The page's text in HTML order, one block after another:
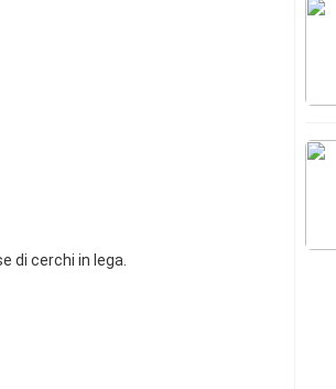
di cerchi in lega.